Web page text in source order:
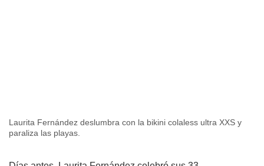
Laurita Fernández deslumbra con la bikini colaless ultra XXS y
paraliza las playas.